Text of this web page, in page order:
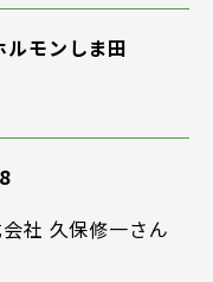
モンしま田
社 久保修一さん